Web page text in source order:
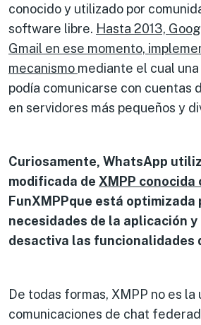
conocido y utilizado por
software libre. Hasta 2013,
Gmail en ese momento,
mecanismo mediante el cual
podía comunicarse con cuentas
en servidores más pequeños y
Curiosamente, WhatsApp
modificada de XMPP conocida
FunXMPPque está optimizada
necesidades de la aplicación y
desactiva las funcionalidades
De todas formas, XMPP no es la
comunicaciones de chat